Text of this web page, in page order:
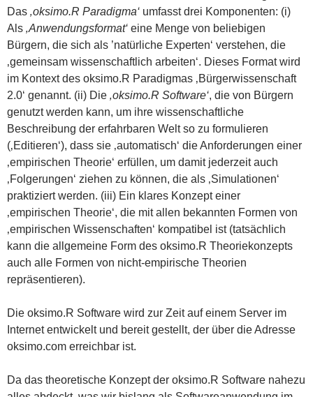
Das ‚oksimo.R Paradigma‘ umfasst drei Komponenten: (i)
Als ‚Anwendungsformat‘ eine Menge von beliebigen
Bürgern, die sich als ’natürliche Experten‘ verstehen, die
‚gemeinsam wissenschaftlich arbeiten‘. Dieses Format wird
im Kontext des oksimo.R Paradigmas ‚Bürgerwissenschaft
2.0‘ genannt. (ii) Die ‚oksimo.R Software‘, die von Bürgern
genutzt werden kann, um ihre wissenschaftliche
Beschreibung der erfahrbaren Welt so zu formulieren
(‚Editieren‘), dass sie ‚automatisch‘ die Anforderungen einer
‚empirischen Theorie‘ erfüllen, um damit jederzeit auch
‚Folgerungen‘ ziehen zu können, die als ‚Simulationen‘
praktiziert werden. (iii) Ein klares Konzept einer
‚empirischen Theorie‘, die mit allen bekannten Formen von
‚empirischen Wissenschaften‘ kompatibel ist (tatsächlich
kann die allgemeine Form des oksimo.R Theoriekonzepts
auch alle Formen von nicht-empirische Theorien
repräsentieren).
Die oksimo.R Software wird zur Zeit auf einem Server im
Internet entwickelt und bereit gestellt, der über die Adresse
oksimo.com erreichbar ist.
Da das theoretische Konzept der oksimo.R Software nahezu